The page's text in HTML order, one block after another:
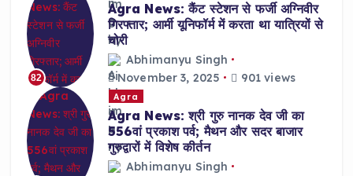
82
Agra News: कैंट स्टेशन से फर्जी अग्निवीर
गिरफ्तार; आर्मी यूनिफॉर्म में करता था यात्रियों से
चोरी
Abhimanyu Singh
November 3, 2025
901 views
Agra
Agra News: श्री गुरु नानक देव जी का
556वां प्रकाश पर्व; मैथन और सदर बाजार
गुरुद्वारों में विशेष कीर्तन
Abhimanyu Singh